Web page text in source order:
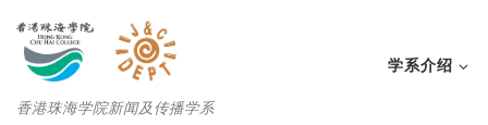
香港珠海学院新闻及传播学系
学系介绍